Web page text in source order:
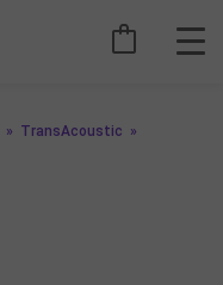
» TransAcoustic »